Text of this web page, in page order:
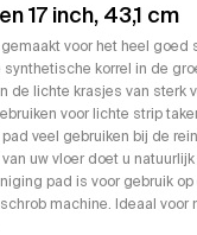
17 inch, 43,1 cm
voor het heel goed
korrel in de
de lichte krasjes van sterk
voor lichte strip
veel gebruiken bij de
uw vloer doet u
pad is voor gebruik
machine. Ideaal voor